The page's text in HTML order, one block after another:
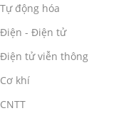
Tự động hóa
Điện - Điện tử
Điện tử viễn thông
Cơ khí
CNTT